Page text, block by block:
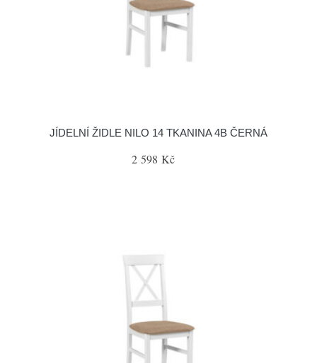
JÍDELNÍ ŽIDLE NILO 14 TKANINA 4B ČERNÁ
2 598 Kč